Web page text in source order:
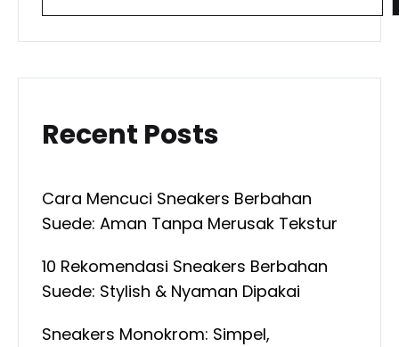
Recent Posts
Cara Mencuci Sneakers Berbahan
Suede: Aman Tanpa Merusak Tekstur
10 Rekomendasi Sneakers Berbahan
Suede: Stylish & Nyaman Dipakai
Sneakers Monokrom: Simpel,